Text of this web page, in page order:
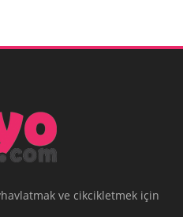
ve cikcikletmek için